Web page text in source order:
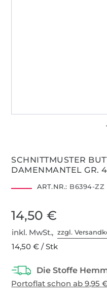
SCHNITTMUSTER
DAMENMANTEL GR.
ART.NR.: B6394-ZZ
14,50 €
inkl. MwSt.,zzgl.
14,50 € / Stk
Portoflat